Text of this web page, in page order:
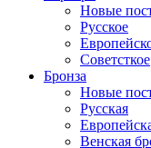
Новые
Русское
Советсткое
Бронза
Новые
Русская
Венская